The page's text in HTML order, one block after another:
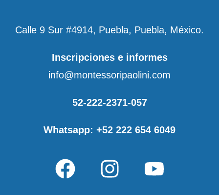
Calle 9 Sur #4914, Puebla, Puebla, México.
Inscripciones e informes
info@montessoripaolini.com
52-222-2371-057
Whatsapp: +52 222 654 6049